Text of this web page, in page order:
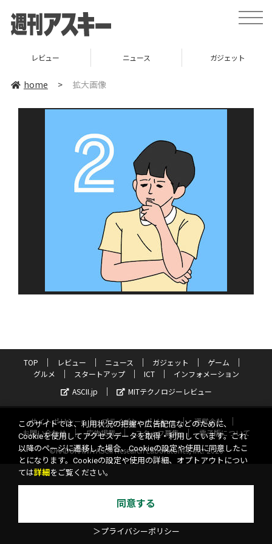
toggle
レビュー ニュース ガジェット
home > 拡大画像
TOP レビュー ニュース ガジェット
ゲーム
グルメ
スタートアップ ICT
インフォメーション
ASCII.jp
MITテクノロジーレビュー
サイトポリシー プライバシーポリシー
運営会社
お問い合わせ
広告掲載 スタッフ募集
電子版について
©KADOKAWA ASCII Research Laboratories, Inc. 2026
このサイトでは、利用状況の把握や広告配信などのために、
Cookieを使用してアクセスデータを取得・利用しています。これ
以降のページに遷移した場合、Cookieの設定や使用に同意したこ
とになります。Cookieの設定や使用の詳細、オプトアウトについ
ては詳細 をご覧ください。
同意する
＞プライバシーポリシー